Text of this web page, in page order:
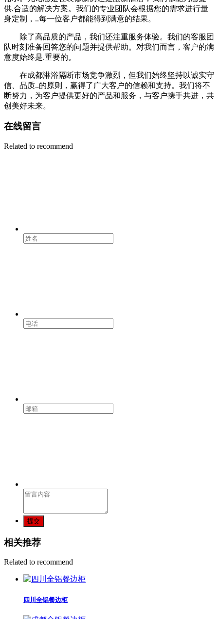
供.合适的解决方案。我们的专业团队会根据您的需求进行量
身定制，..每一位客户都能得到满意的结果。
除了高品质的产品，我们还注重服务体验。我们的客服团
队时刻准备回答您的问题并提供帮助。对我们而言，客户的满
意度始终是.重要的。
在成都淋浴隔断市场竞争激烈，但我们始终坚持以诚实守
信、品质..的原则，赢得了广大客户的信赖和支持。我们将不
断努力，为客户提供更好的产品和服务，与客户携手共进，共
创美好未来。
在线留言
Related to recommend
提交
相关推荐
Related to recommend
四川全铝餐边柜